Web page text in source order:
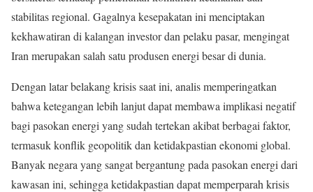
stabilitas regional. Gagalnya kesepakatan ini menciptakan
kekhawatiran di kalangan investor dan pelaku pasar, mengingat
Iran merupakan salah satu produsen energi besar di dunia.
Dengan latar belakang krisis saat ini, analis memperingatkan
bahwa ketegangan lebih lanjut dapat membawa implikasi negatif
bagi pasokan energi yang sudah tertekan akibat berbagai faktor,
termasuk konflik geopolitik dan ketidakpastian ekonomi global.
Banyak negara yang sangat bergantung pada pasokan energi dari
kawasan ini, sehingga ketidakpastian dapat memperparah krisis